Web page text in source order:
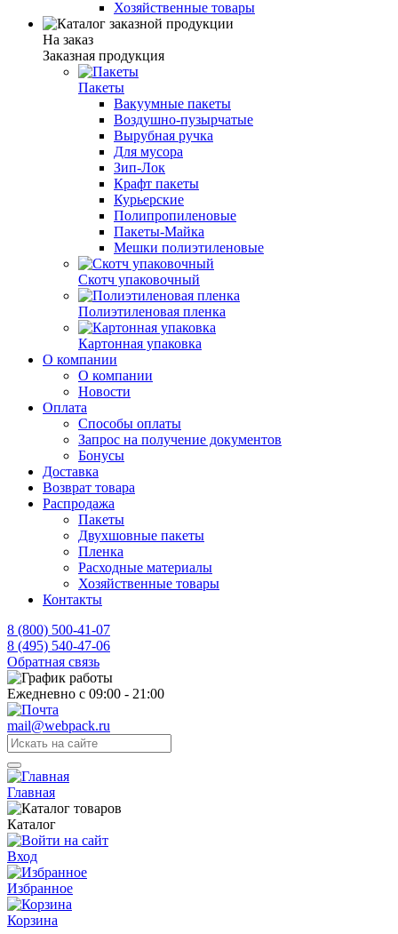
Хозяйственные товары
На заказ
Заказная продукция
Пакеты
Вакуумные пакеты
Воздушно-пузырчатые
Вырубная ручка
Для мусора
Зип-Лок
Крафт пакеты
Курьерские
Полипропиленовые
Пакеты-Майка
Мешки полиэтиленовые
Скотч упаковочный
Полиэтиленовая пленка
Картонная упаковка
О компании
О компании
Новости
Оплата
Способы оплаты
Запрос на получение документов
Бонусы
Доставка
Возврат товара
Распродажа
Пакеты
Двухшовные пакеты
Пленка
Расходные материалы
Хозяйственные товары
Контакты
8 (800) 500-41-07
8 (495) 540-47-06
Обратная связь
Ежедневно с 09:00 - 21:00
mail@webpack.ru
Главная
Каталог
Вход
Избранное
Корзина